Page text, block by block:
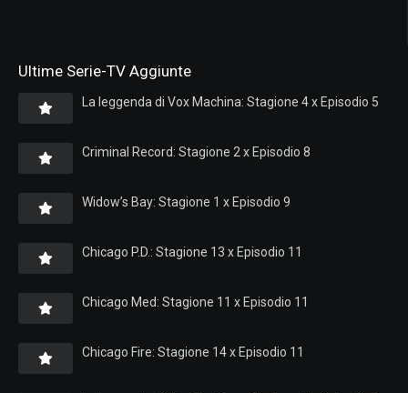
Ultime Serie-TV Aggiunte
La leggenda di Vox Machina: Stagione 4 x Episodio 5
Criminal Record: Stagione 2 x Episodio 8
Widow’s Bay: Stagione 1 x Episodio 9
Chicago P.D.: Stagione 13 x Episodio 11
Chicago Med: Stagione 11 x Episodio 11
Chicago Fire: Stagione 14 x Episodio 11